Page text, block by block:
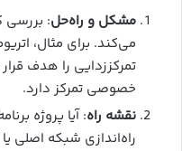
مشکل و راه‌حل: بررسی
می‌کند. برای مثال،
تمرکززدایی را هدف
خصوصی تمرکز دارد.
نقشه راه: آیا پروژه
راه‌اندازی شبکه اصلی